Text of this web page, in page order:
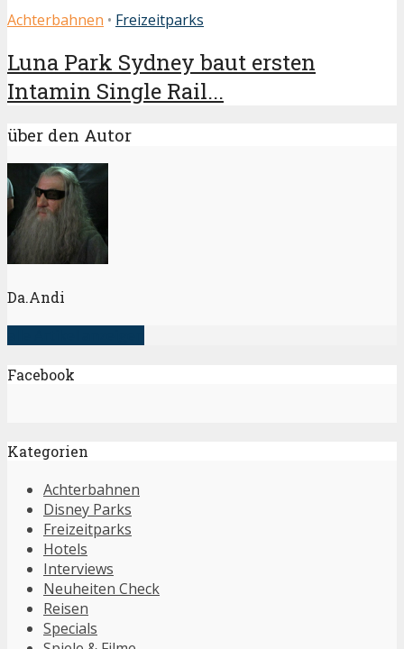
Achterbahnen • Freizeitparks
Luna Park Sydney baut ersten
Intamin Single Rail...
über den Autor
Da.Andi
Facebook
Kategorien
Achterbahnen
Disney Parks
Freizeitparks
Hotels
Interviews
Neuheiten Check
Reisen
Specials